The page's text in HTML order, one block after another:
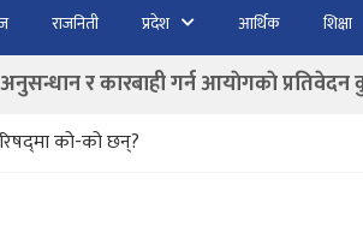
राजनिती प्रदेश आर्थिक शिक्षा
उडानमार्फत १५७ यात्रु भैरहवाबाट
रुपमा ‘युरो’ लागु नगर्ने
र कारबाही गर्न आयाेगकाे प्रतिवेदन
हुनेको संख्या ६० पुग्यो
को-को छन्?